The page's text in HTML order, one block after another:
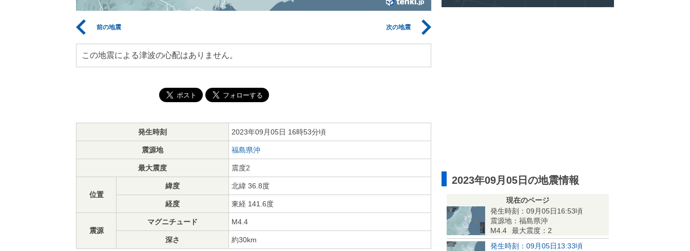
前の地震 次の地震
この地震による津波の心配はありません。
発生時刻 2023年09月05日 16時53分頃
震源地 福島県沖
最大震度 震度2
位置
緯度 北緯 36.8度
経度 東経 141.6度
震源
マグニチュード M4.4
深さ 約30km
2023年09月05日の地震情報
現在のページ
発生時刻：09月05日16:53頃
震源地：福島県沖
M4.4
最大震度：2
発生時刻：09月05日13:33頃